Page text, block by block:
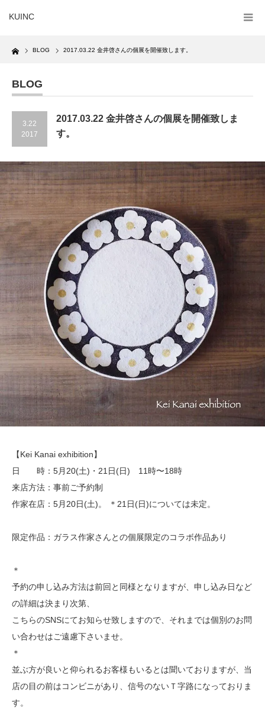
KUINC
Home BLOG 2017.03.22 金井啓さんの個展を開催致します。
BLOG
3.22
2017
2017.03.22 金井啓さんの個展を開催致しま
す。
【Kei Kanai exhibition】
日 時：5月20(土)・21日(日) 11時〜18時
来店方法：事前ご予約制
作家在店：5月20日(土)。 ＊21日(日)については未定。
限定作品：ガラス作家さんとの個展限定のコラボ作品あり
＊
予約の申し込み方法は前回と同様となりますが、申し込み日など
の詳細は決まり次第、
こちらのSNSにてお知らせ致しますので、それまでは個別のお問
い合わせはご遠慮下さいませ。
＊
並ぶ方が良いと仰られるお客様もいるとは聞いておりますが、当
店の目の前はコンビニがあり、信号のないＴ字路になっておりま
す。